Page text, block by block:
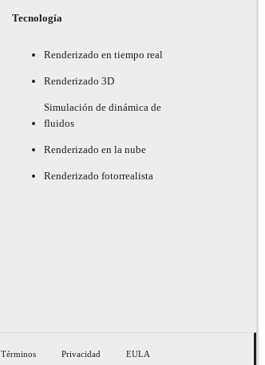
Tecnología
Renderizado en tiempo real
Renderizado 3D
Simulación de dinámica de
fluidos
Renderizado en la nube
Renderizado fotorrealista
Términos Privacidad EULA